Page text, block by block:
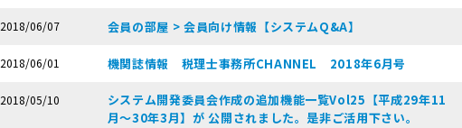
2018/06/07 会員の部屋 > 会員向け情報【システムQ&A】
2018/06/01 機関誌情報 税理士事務所CHANNEL 2018年6月号
2018/05/10
システム開発委員会作成の追加機能一覧Vol25【平成29年11
月〜30年3月】が 公開されました。是非ご活用下さい。